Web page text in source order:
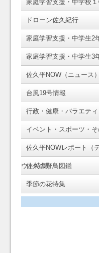
家庭学習支援・中学校
ドローン佐久紀行
家庭学習支援・中学生2
家庭学習支援・中学生3
佐久平NOW（ニュース）
台風19号情報
行政・健康・バラエティ
イベント・スポーツ・
佐久平NOWレポート（
ウト特集）
佐久の野鳥図鑑
季節の花特集